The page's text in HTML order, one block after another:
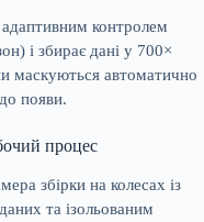
контролем
і збирає дані у 700×
маскуються автоматично
появи.
процес
збірки на колесах із
та ізольованим